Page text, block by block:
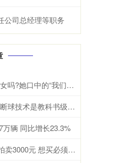
公司总经理等职务
盈配网 史湘云真的是史家嫡长女吗?她口中的“我们太太”指的是谁
邦尼配资 刘越悼念巴雷西：抢断球技术是教科书级别，一代人的美好回忆
辆 同比增长23.3%
A股策略 争议！樊振东一块球拍卖3000元 想买必须先充值10万 一年内消费完